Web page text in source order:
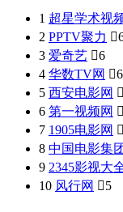
1 超星学术视
2 PPTV聚力 
3 爱奇艺 6
4 华数TV网 6
5 西安电影网 
6 第一视频网 
7 1905电影网 
8 中国电影集
9 2345影视大
10 风行网 5